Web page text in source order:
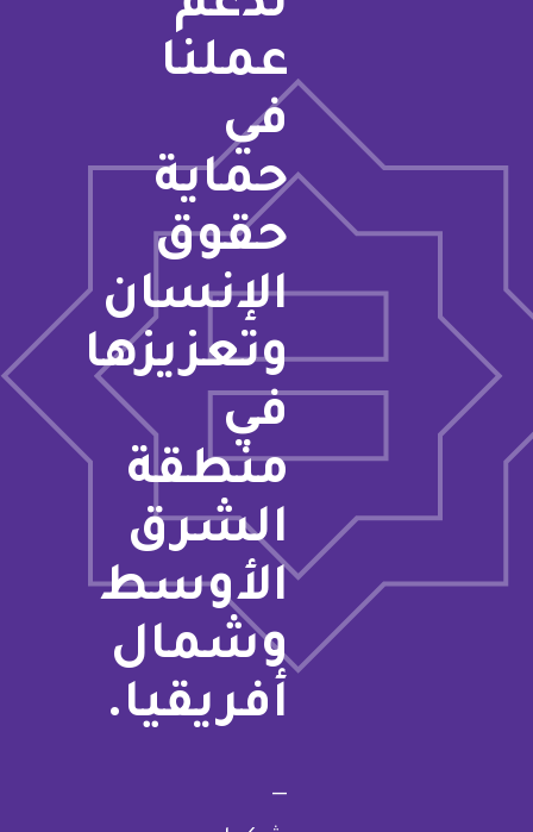
عملنا
في
حماية
حقوق
الإنسان
وتعزيزها
في
منطقة
الشرق
الأوسط
وشمال
أفريقيا.
—